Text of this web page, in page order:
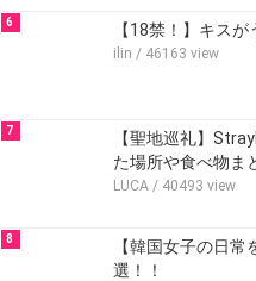
6 【18禁！】キス
ilin / 46163 view
7
【聖地巡礼】
た場所や食べ物ま
LUCA / 40493 view
8
【韓国女子の日
選！！